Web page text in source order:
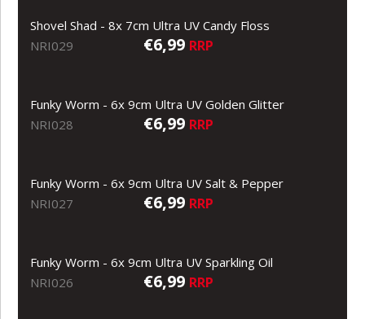
Shovel Shad - 8x 7cm Ultra UV Candy Floss
NRI029
€6,99 RRP
Funky Worm - 6x 9cm Ultra UV Golden Glitter
NRI028
€6,99 RRP
Funky Worm - 6x 9cm Ultra UV Salt & Pepper
NRI027
€6,99 RRP
Funky Worm - 6x 9cm Ultra UV Sparkling Oil
NRI026
€6,99 RRP